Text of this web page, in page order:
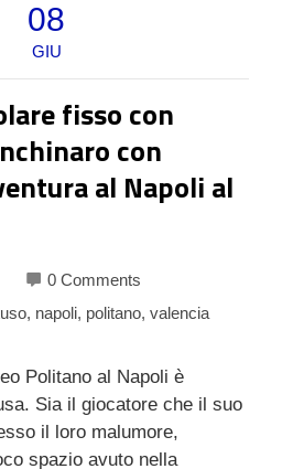
08
GIU
fisso con
con
al Napoli al
0 Comments
, napoli, politano, valencia
Politano al Napoli è
Sia il giocatore che il suo
il loro malumore,
spazio avuto nella